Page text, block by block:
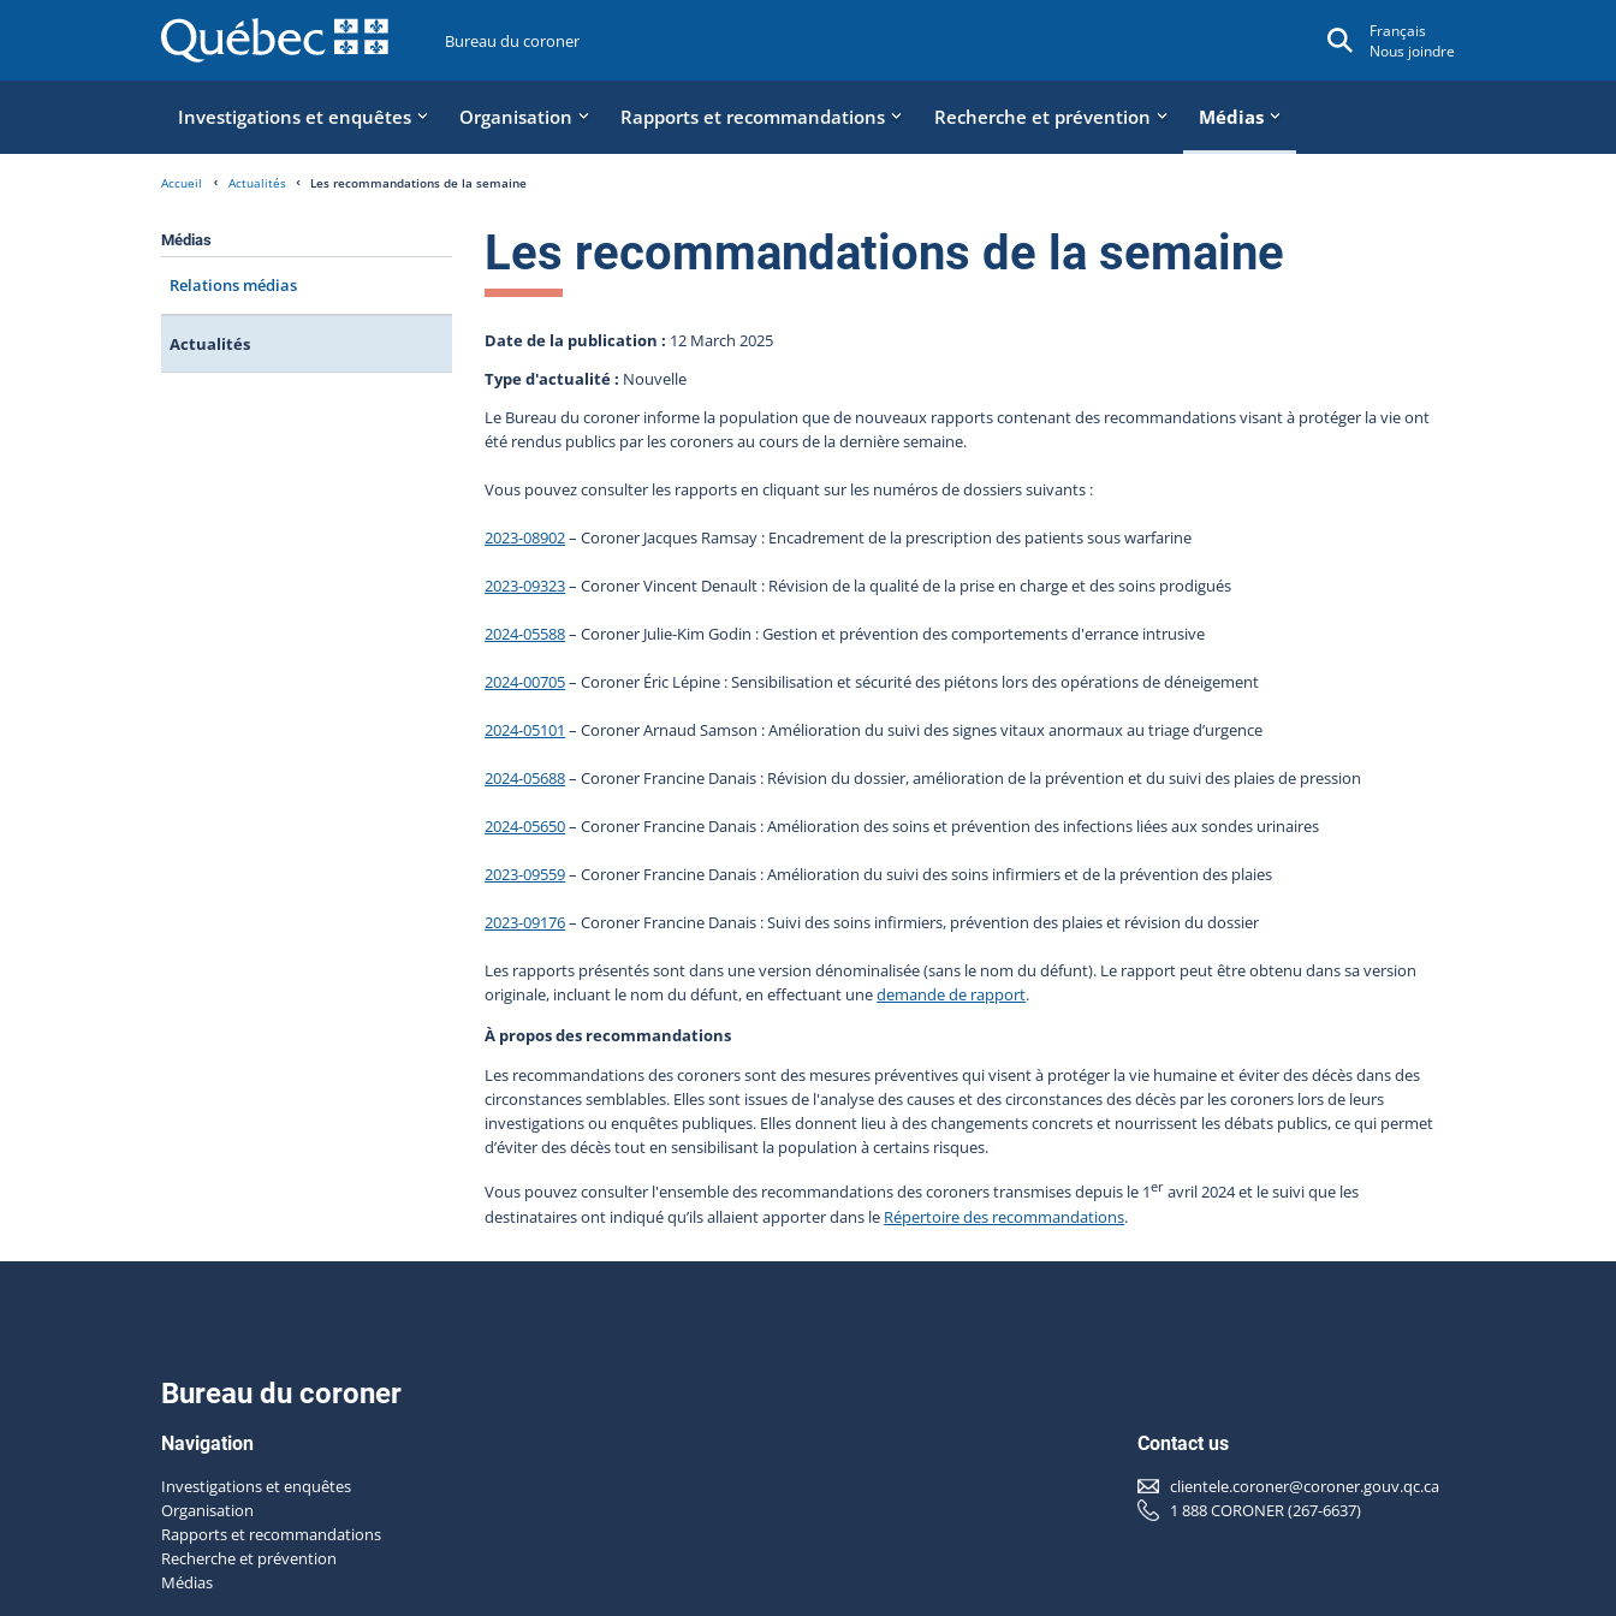
Bureau du coroner
Français
Nous joindre
Investigations et enquêtes Organisation Rapports et recommandations Recherche et prévention Médias
Accueil Actualités Les recommandations de la semaine
Médias
Relations médias
Actualités
Les recommandations de la semaine
Date de la publication : 12 March 2025
Type d'actualité : Nouvelle
Le Bureau du coroner informe la population que de nouveaux rapports contenant des recommandations visant à protéger la vie ont
été rendus publics par les coroners au cours de la dernière semaine.
Vous pouvez consulter les rapports en cliquant sur les numéros de dossiers suivants :
2023-08902– Coroner Jacques Ramsay : Encadrement de la prescription des patients sous warfarine
2023-09323– Coroner Vincent Denault : Révision de la qualité de la prise en charge et des soins prodigués
2024-05588– Coroner Julie-Kim Godin : Gestion et prévention des comportements d'errance intrusive
2024-00705– Coroner Éric Lépine : Sensibilisation et sécurité des piétons lors des opérations de déneigement
2024-05101 – Coroner Arnaud Samson : Amélioration du suivi des signes vitaux anormaux au triage d’urgence
2024-05688– Coroner Francine Danais : Révision du dossier, amélioration de la prévention et du suivi des plaies de pression
2024-05650– Coroner Francine Danais : Amélioration des soins et prévention des infections liées aux sondes urinaires
2023-09559– Coroner Francine Danais : Amélioration du suivi des soins infirmiers et de la prévention des plaies
2023-09176– Coroner Francine Danais : Suivi des soins infirmiers, prévention des plaies et révision du dossier
Les rapports présentés sont dans une version dénominalisée (sans le nom du défunt). Le rapport peut être obtenu dans sa version
originale, incluant le nom du défunt, en effectuant unedemande de rapport.
À propos des recommandations
Les recommandations des coroners sont des mesures préventives qui visent à protéger la vie humaine et éviter des décès dans des
circonstances semblables. Elles sont issues de l'analyse des causes et des circonstances des décès par les coroners lors de leurs
investigations ou enquêtes publiques. Elles donnent lieu à des changements concrets et nourrissent les débats publics, ce qui permet
d’éviter des décès tout en sensibilisant la population à certains risques.
Vous pouvez consulter l'ensemble des recommandations des coroners transmises depuis le 1er avril 2024 et le suivi que les
destinataires ont indiqué qu’ils allaient apporter dans le Répertoire des recommandations.
Bureau du coroner
Navigation
Investigations et enquêtes
Organisation
Rapports et recommandations
Recherche et prévention
Médias
Contact us
clientele.coroner@coroner.gouv.qc.ca
1 888 CORONER (267-6637)